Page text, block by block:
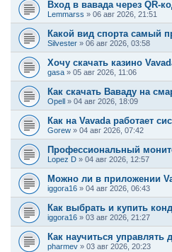
Вход в вавада через QR-
Lemmarss » 06 авг 2026, 21:51
Какой вид спорта самый
Silvester » 06 авг 2026, 03:58
Хочу скачать казино
gasa » 05 авг 2026, 11:06
Как скачать Ваваду на
Opell » 04 авг 2026, 18:09
Как на Vavada работает
Gorew » 04 авг 2026, 07:42
Профессиональный
Lopez D » 04 авг 2026, 12:57
Можно ли в приложении
iggora16 » 04 авг 2026, 06:43
Как выбрать и купить
iggora16 » 03 авг 2026, 21:27
Как научиться
pharmev » 03 авг 2026, 20:23